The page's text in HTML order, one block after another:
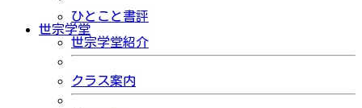
ひとこと書評
世宗学堂
世宗学堂紹介
クラス案内